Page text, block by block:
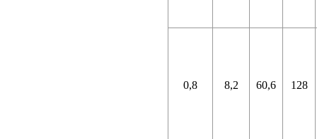
0,8 8,2 60,6 128